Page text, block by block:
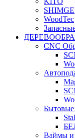
SHIMGE
WoodTec
CNC
Бытовые
Ваймы и